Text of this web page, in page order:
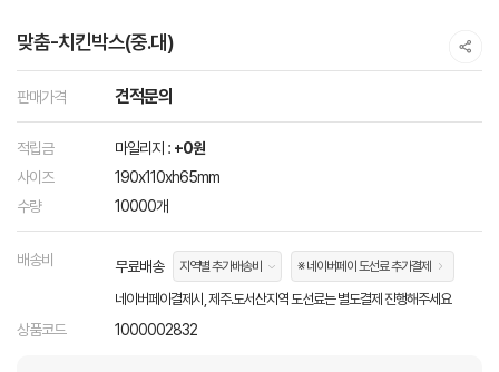
맞춤-치킨박스(중.대)
판매가격 견적문의
적립금 마일리지 : +0원
사이즈
190x110xh65mm
수량
10000개
배송비 무료배송 지역별 추가배송비 ※ 네이버페이 도선료 추가결제
네이버페이결제시, 제주.도서산지역 도선료는 별도결제 진행해주세요
상품코드 1000002832